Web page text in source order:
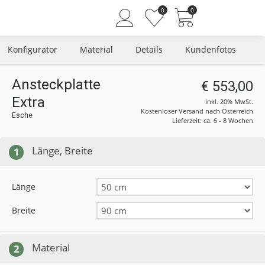
0 0
Konfigurator Material Details Kundenfotos
Ansteckplatte
Extra
Esche
€ 553,00
inkl. 20% MwSt.
Kostenloser Versand nach Österreich
Lieferzeit: ca. 6 - 8 Wochen
1 Länge, Breite
Länge
Breite
2 Material